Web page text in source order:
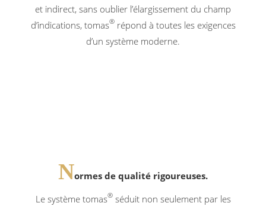
et indirect, sans oublier l’élargissement du champ
d’indications, tomas®répond à toutes les exigences
d’un système moderne.
Normes de qualité rigoureuses.
Le système tomas®séduit non seulement par les